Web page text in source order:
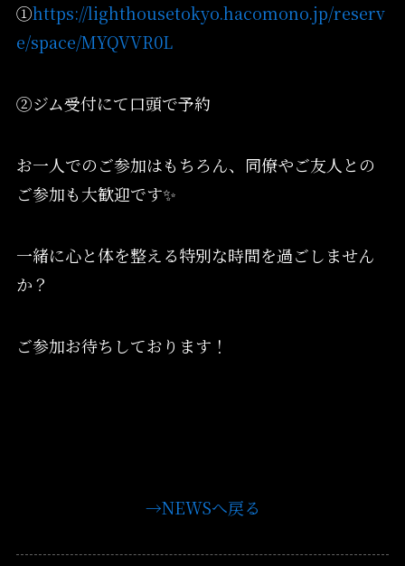
①https://lighthousetokyo.hacomono.jp/reserv
e/space/MYQVVR0L
②ジム受付にて口頭で予約
お一人でのご参加はもちろん、同僚やご友人との
ご参加も大歓迎です✨
一緒に心と体を整える特別な時間を過ごしません
か？
ご参加お待ちしております！
→NEWSへ戻る